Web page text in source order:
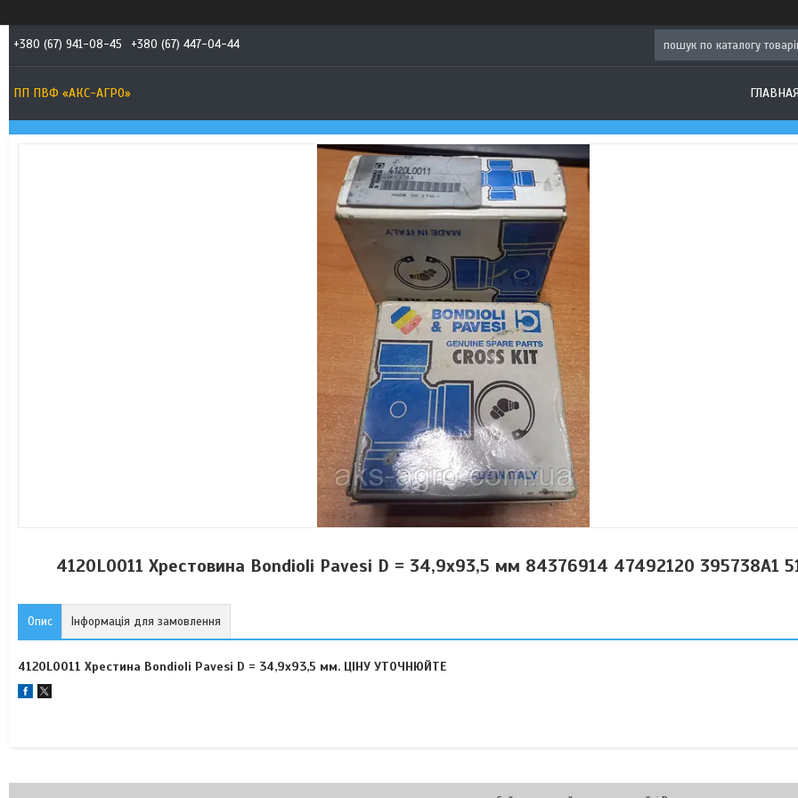
+380 (67) 941-08-45 +380 (67) 447-04-44
ПП ПВФ «АКС-АГРО» ГЛАВНАЯ
4120L0011 Хрестовина Bondioli Pavesi D = 34,9х93,5 мм 84376914 47492120 395738A1
Опис Інформація для замовлення
4120L0011 Хрестина Bondioli Pavesi D = 34,9х93,5 мм. ЦІНУ УТОЧНЮЙТЕ